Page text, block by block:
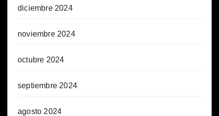
diciembre 2024
noviembre 2024
octubre 2024
septiembre 2024
agosto 2024